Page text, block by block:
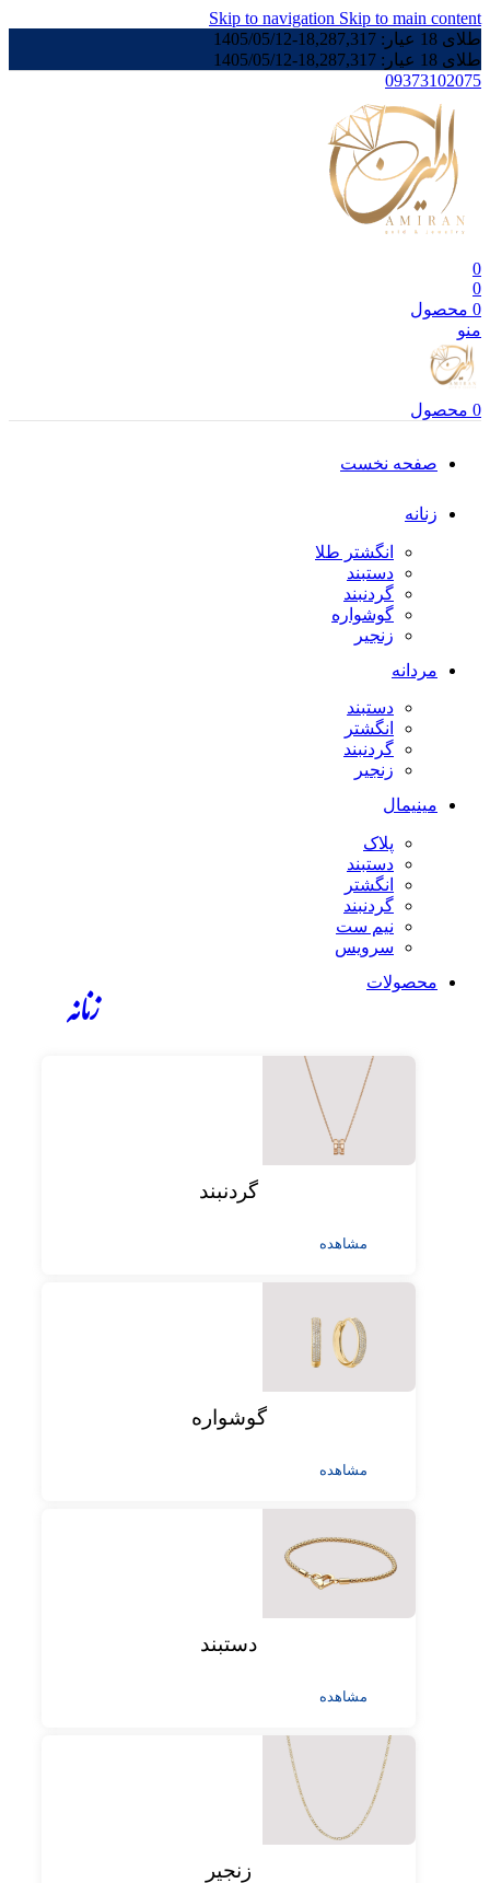
Skip to navigation Skip to main content
طلای 18 عیار:
18,287,317
-
1405/05/12
طلای 18 عیار:
18,287,317
-
1405/05/12
09373102075
0
0
0 محصول
منو
0 محصول
صفحه نخست
زنانه
انگشتر طلا
دستبند
گردنبند
گوشواره
زنجیر
مردانه
دستبند
انگشتر
گردنبند
زنجیر
مینیمال
پلاک
دستبند
انگشتر
گردنبند
نیم ست
سرویس
محصولات
زنانه
گردنبند
مشاهده
گوشواره
مشاهده
دستبند
مشاهده
زنجیر